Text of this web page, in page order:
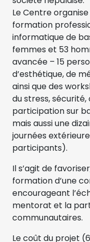
Le Centre
formation
informatique de
femmes et 53
avancée – 15
d’esthétique, de
ainsi que des
du stress,
participation sur
mais aussi une
journées
participants).
Il s’agit de
formation d’une
encourageant
mentorat et la
communautaires.
Le coût du projet